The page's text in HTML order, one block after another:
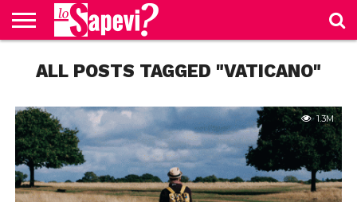
BENESSERE
GOSSIP
PRODOTTI
AMAZON
NEWS
CASA E
CUCINA
ALL POSTS TAGGED "VATICANO"
1.3M